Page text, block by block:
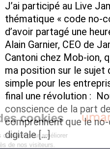
J’ai participé au Live
thématique « code no-
d’avoir partagé une
Alain Garnier, CEO de
Cantoni chez Mob-ion,
ma position sur le sujet
simple pour les
final une révolution :
conscience de la part
comprennent que le
digitale […]
des cookies
des cookies pour améliorer
auprès de nos visiteurs.